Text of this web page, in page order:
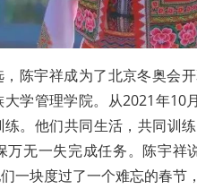
陈宇祥成为了北京冬奥会
学管理学院。从2021年10
。他们共同生活，共同训
无一失完成任务。陈宇祥
一块度过了一个难忘的春节